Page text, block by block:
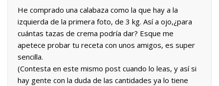
He comprado una calabaza como la que hay a la
izquierda de la primera foto, de 3 kg. Así a ojo,¿para
cuántas tazas de crema podría dar? Esque me
apetece probar tu receta con unos amigos, es super
sencilla.
(Contesta en este mismo post cuando lo leas, y así si
hay gente con la duda de las cantidades ya lo tiene